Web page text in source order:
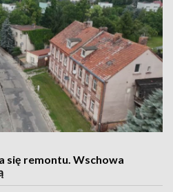
się remontu. Wschowa